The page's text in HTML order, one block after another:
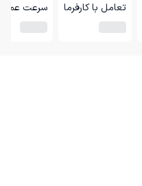
تعامل با کارفرما سرعت عمل